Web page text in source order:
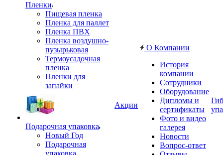
Пленки
Пищевая пленка
Пленка для паллет
Пленка ПВХ
Пленка воздушно-
пузырьковая
Термоусадочная
пленка
Пленки для
запайки
Подарочная упаковка
Новый Год
Подарочная
упаковка
Акции
О Компании
История
компании
Сотрудники
Оборудование
Дипломы и
сертификаты
Фото и видео
галерея
Новости
Вопрос-ответ